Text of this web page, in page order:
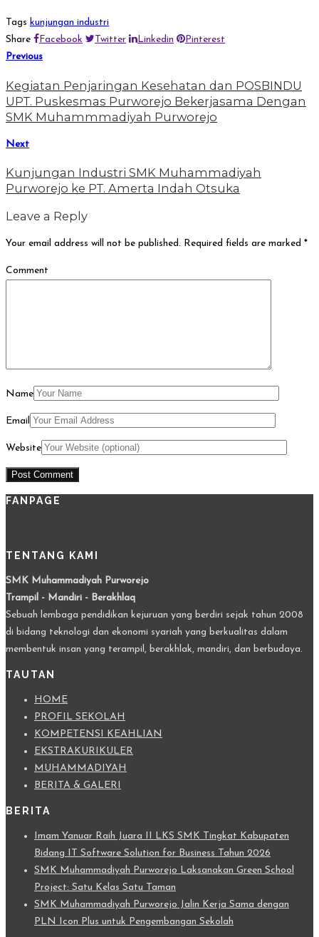
Tags kunjungan industri
Share
Facebook Twitter Linkedin
Pinterest
Previous
Kegiatan Penjaringan Kesehatan dan POSBINDU
UPT. Puskesmas Purworejo Bekerjasama Dengan
SMK Muhammmadiyah Purworejo
Next
Kunjungan Industri SMK Muhammadiyah
Purworejo ke PT. Amerta Indah Otsuka
Leave a Reply
Your email address will not be published. Required fields are marked *
Comment
Name
Email
Website
FANPAGE
TENTANG KAMI
SMK Muhammadiyah Purworejo
Trampil - Mandiri - Berakhlaq
Sebuah lembaga pendidikan kejuruan yang berdiri sejak tahun 2008
di bidang teknologi dan ekonomi syariah yang berkualitas dalam
membentuk insan yang terampil, berakhlak, mandiri, dan berbudaya.
TAUTAN
HOME
PROFIL SEKOLAH
KOMPETENSI KEAHLIAN
EKSTRAKURIKULER
MUHAMMADIYAH
BERITA & GALERI
BERITA
Imam Yanuar Raih Juara II LKS SMK Tingkat Kabupaten
Bidang IT Software Solution for Business Tahun 2026
SMK Muhammadiyah Purworejo Laksanakan Green School
Project: Satu Kelas Satu Taman
SMK Muhammadiyah Purworejo Jalin Kerja Sama dengan
PLN Icon Plus untuk Pengembangan Sekolah